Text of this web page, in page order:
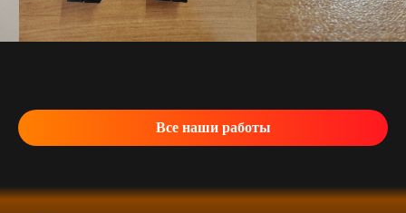
Все наши работы